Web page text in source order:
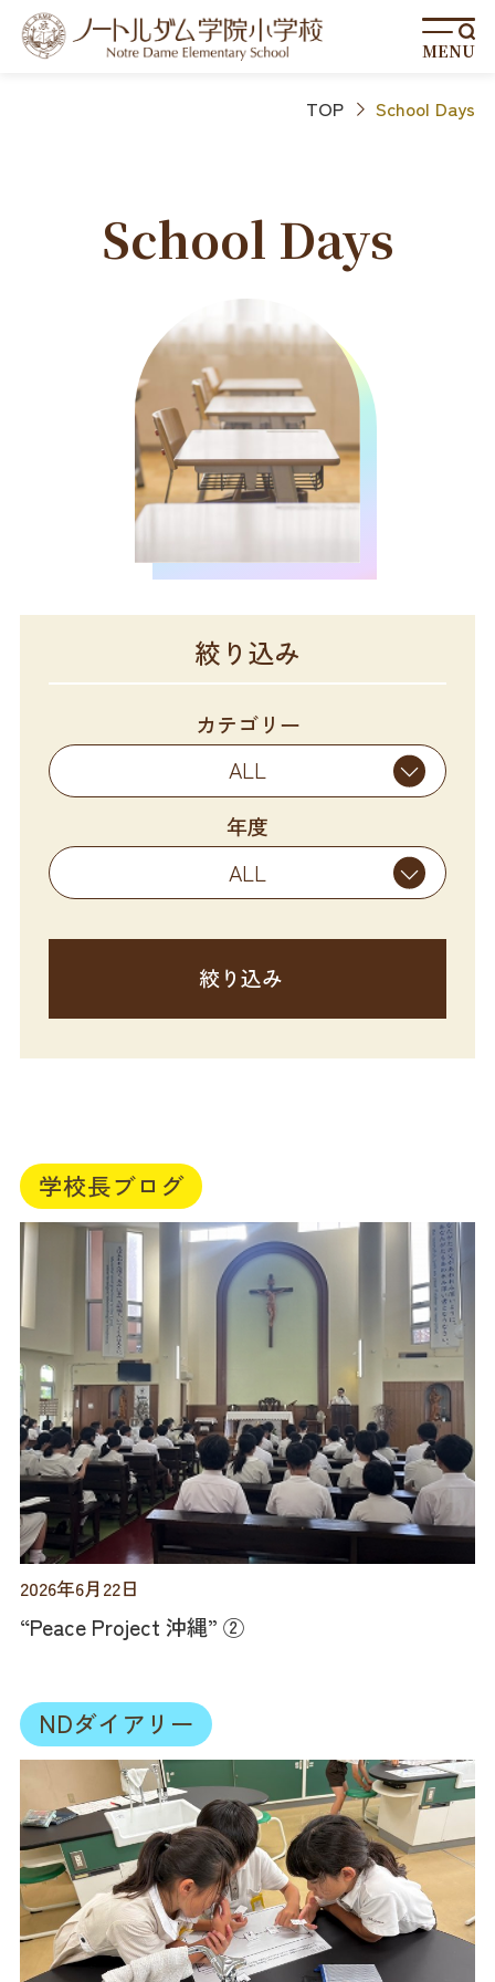
MENU
TOP School Days
School Days
絞り込み
カテゴリー
ALL
年度
ALL
絞り込み
学校長ブログ
2026年6月22日
“Peace Project 沖縄” ②
NDダイアリー